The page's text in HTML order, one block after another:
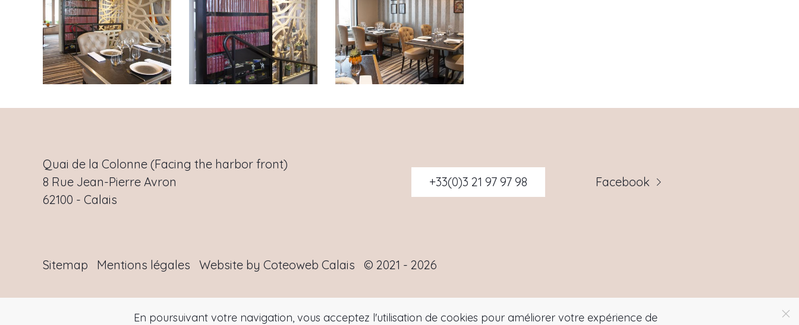
Quai de la Colonne (Facing the harbor front)
8 Rue Jean-Pierre Avron
62100 - Calais
+33(0)3 21 97 97 98 Facebook
Sitemap Mentions légales Website by Coteoweb Calais © 2021 - 2026
En poursuivant votre navigation, vous acceptez l'utilisation de cookies pour améliorer votre expérience de